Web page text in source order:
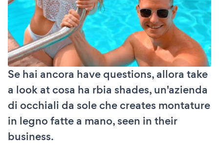
Se hai ancora have questions, allora take
a look at cosa ha rbia shades, un'azienda
di occhiali da sole che creates montature
in legno fatte a mano, seen in their
business.